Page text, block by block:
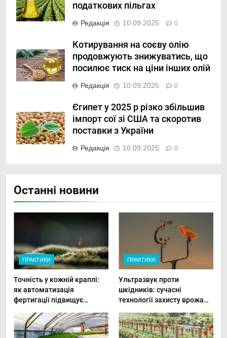
податкових пільгах
Редакція 10.09.2025 0
Котирування на соєву олію
продовжують знижуватись, що
посилює тиск на ціни інших олій
Редакція 10.09.2025 0
Єгипет у 2025 р різко збільшив
імпорт сої зі США та скоротив
поставки з України
Редакція 10.09.2025 0
Останні новини
ПРАКТИКИ
Точність у кожній краплі:
як автоматизація
фертигації підвищує
ПРАКТИКИ
Ультразвук проти
шкідників: сучасні
технології захисту врожаю